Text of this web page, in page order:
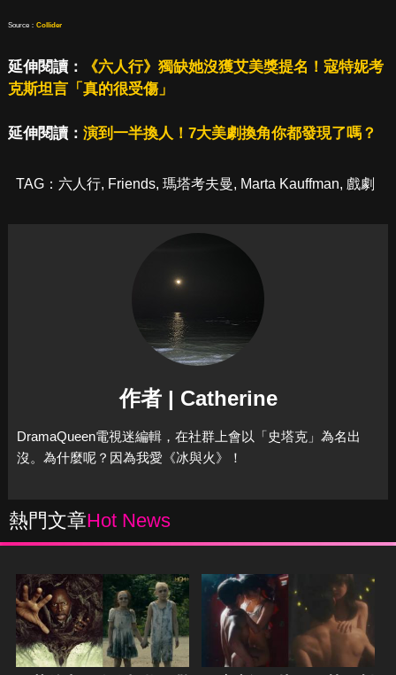
Source： Collider
延伸閱讀：
《六人行》獨缺她沒獲艾美獎提名！寇特妮考
克斯坦言「真的很受傷」
延伸閱讀： 演到一半換人！7大美劇換角你都發現了嗎？
TAG： 六人行, Friends, 瑪塔考夫曼, Marta Kauffman, 戲劇
作者 | Catherine
DramaQueen電視迷編輯，在社群上會以「史塔克」為名出
沒。為什麼呢？因為我愛《冰與火》！
熱門文章Hot News